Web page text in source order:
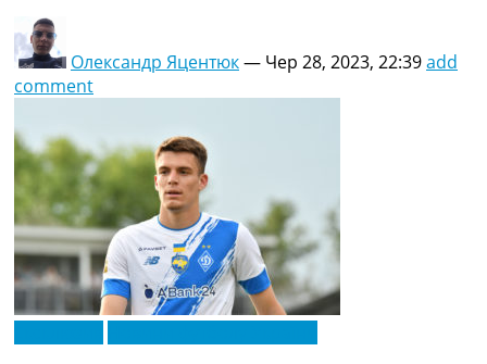
Олександр Яцентюк— Чер 28, 2023, 22:39add
comment